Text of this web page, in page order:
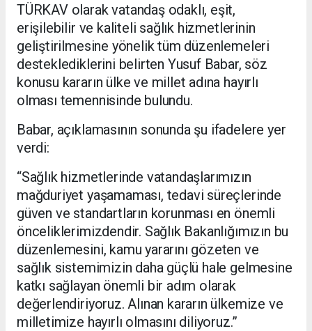
TÜRKAV olarak vatandaş odaklı, eşit,
erişilebilir ve kaliteli sağlık hizmetlerinin
geliştirilmesine yönelik tüm düzenlemeleri
desteklediklerini belirten Yusuf Babar, söz
konusu kararın ülke ve millet adına hayırlı
olması temennisinde bulundu.
Babar, açıklamasının sonunda şu ifadelere yer
verdi:
“Sağlık hizmetlerinde vatandaşlarımızın
mağduriyet yaşamaması, tedavi süreçlerinde
güven ve standartların korunması en önemli
önceliklerimizdendir. Sağlık Bakanlığımızın bu
düzenlemesini, kamu yararını gözeten ve
sağlık sistemimizin daha güçlü hale gelmesine
katkı sağlayan önemli bir adım olarak
değerlendiriyoruz. Alınan kararın ülkemize ve
milletimize hayırlı olmasını diliyoruz.”